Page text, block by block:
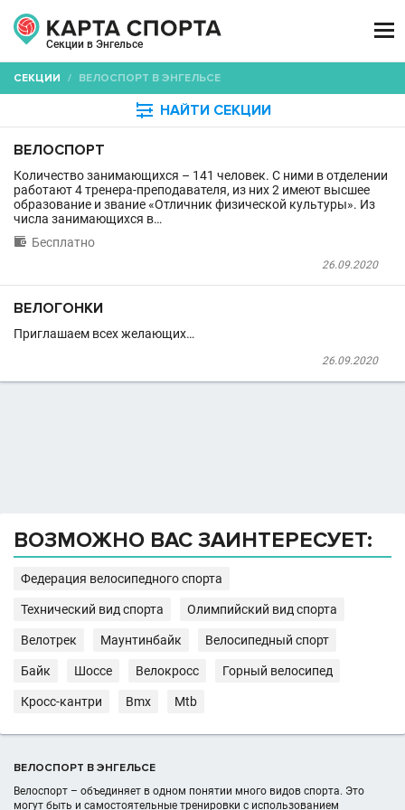
Секции в Энгельсе

СЕКЦИИ / ВЕЛОСПОРТ В ЭНГЕЛЬСЕ
 НАЙТИ СЕКЦИИ
ВЕЛОСПОРТ
Количество занимающихся – 141 человек. С ними в отделении
работают 4 тренера-преподавателя, из них 2 имеют высшее
образование и звание «Отличник физической культуры». Из
числа занимающихся в…
 Бесплатно
26.09.2020
ВЕЛОГОНКИ
Приглашаем всех желающих…
26.09.2020
ВОЗМОЖНО ВАС ЗАИНТЕРЕСУЕТ:
Федерация велосипедного спорта
Технический вид спорта Олимпийский вид спорта
Велотрек Маунтинбайк Велосипедный спорт
Байк Шоссе Велокросс Горный велосипед
Кросс-кантри Bmx Mtb
ВЕЛОСПОРТ В ЭНГЕЛЬСЕ
Велоспорт – объединяет в одном понятии много видов спорта. Это
могут быть и самостоятельные тренировки с использованием